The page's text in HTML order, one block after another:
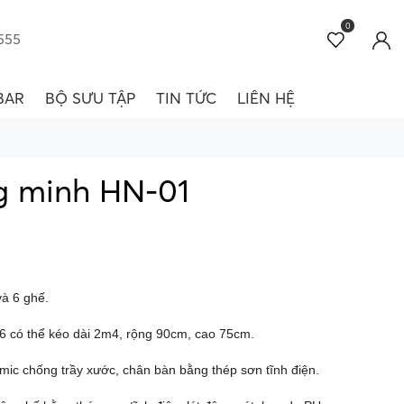
0
BỘ SƯU TẬP TIN TỨC LIÊN HỆ
minh HN-01
6 ghế.
có thể kéo dài 2m4, rộng 90cm, cao 75cm.
chống trầy xước, chân bàn bằng thép sơn tĩnh điện.